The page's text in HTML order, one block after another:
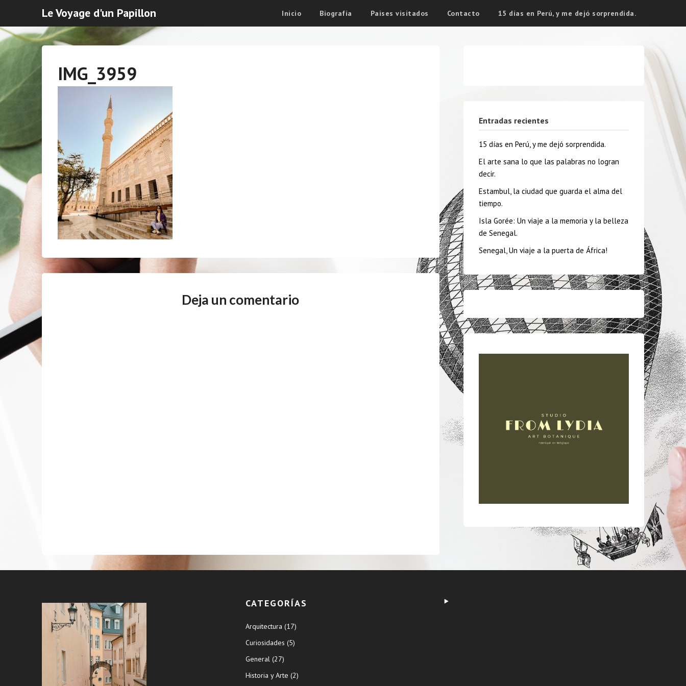
Le Voyage d'un Papillon Inicio Biografía Paises visitados Contacto 15 días en Perú, y me dejó sorprendida.
IMG_3959
Deja un comentario
Entradas recientes
15 días en Perú, y me dejó sorprendida.
El arte sana lo que las palabras no logran
decir.
Estambul, la ciudad que guarda el alma del
tiempo.
Isla Gorée: Un viaje a la memoria y la belleza
de Senegal.
Senegal, Un viaje a la puerta de África!
CATEGORÍAS
Arquitectura (17)
Curiosidades (5)
General (27)
Historia y Arte (2)